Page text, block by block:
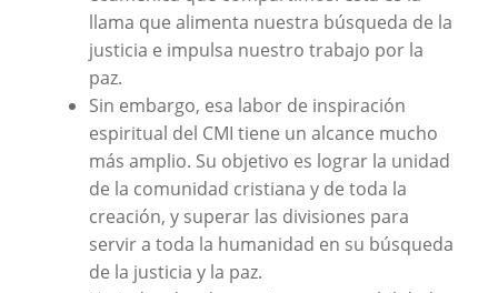
llama que alimenta nuestra búsqueda de la
justicia e impulsa nuestro trabajo por la
paz.
Sin embargo, esa labor de inspiración
espiritual del CMI tiene un alcance mucho
más amplio. Su objetivo es lograr la unidad
de la comunidad cristiana y de toda la
creación, y superar las divisiones para
servir a toda la humanidad en su búsqueda
de la justicia y la paz.